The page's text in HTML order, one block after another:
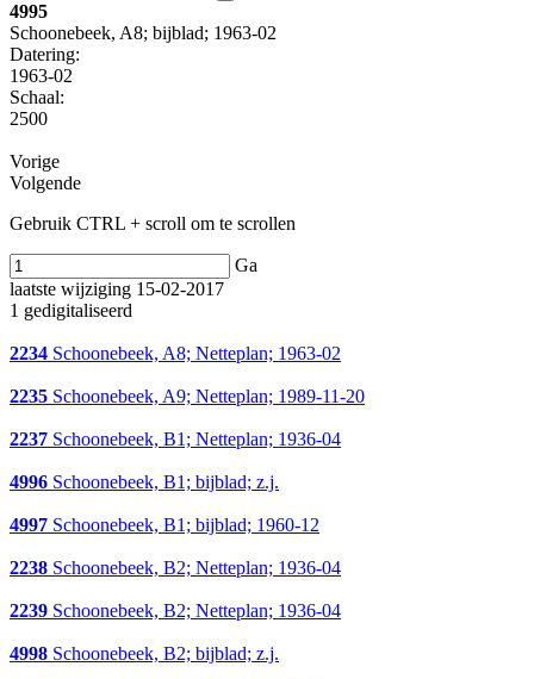
4995
Schoonebeek, A8; bijblad; 1963-02
Datering:
1963-02
Schaal:
2500
Vorige
Volgende
Gebruik CTRL + scroll om te scrollen
Ga
laatste wijziging 15-02-2017
1 gedigitaliseerd
2234 Schoonebeek, A8; Netteplan; 1963-02
2235 Schoonebeek, A9; Netteplan; 1989-11-20
2237 Schoonebeek, B1; Netteplan; 1936-04
4996 Schoonebeek, B1; bijblad; z.j.
4997 Schoonebeek, B1; bijblad; 1960-12
2238 Schoonebeek, B2; Netteplan; 1936-04
2239 Schoonebeek, B2; Netteplan; 1936-04
4998 Schoonebeek, B2; bijblad; z.j.